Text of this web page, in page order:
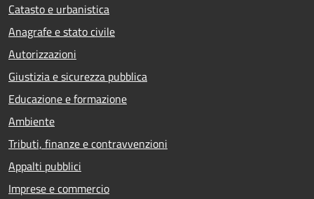
Catasto e urbanistica
Anagrafe e stato civile
Autorizzazioni
Giustizia e sicurezza pubblica
Educazione e formazione
Ambiente
Tributi, finanze e contravvenzioni
Appalti pubblici
Imprese e commercio